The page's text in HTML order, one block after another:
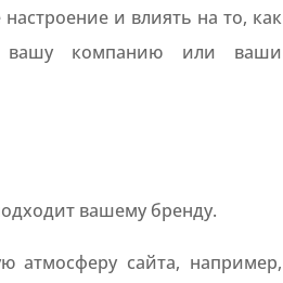
и влиять на то, как
вашу компанию или ваши
вашему бренду.
атмосферу сайта, например,